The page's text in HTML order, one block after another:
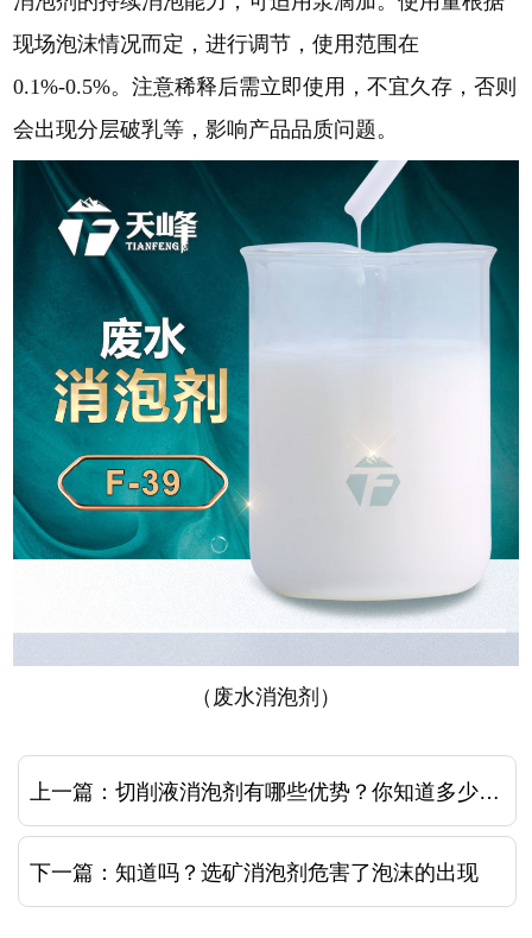
现场泡沫情况而定，进行调节，使用范围在
0.1%-0.5%。注意稀释后需立即使用，不宜久存，否则
会出现分层破乳等，影响产品品质问题。
（废水消泡剂）
上一篇： 切削液消泡剂有哪些优势？你知道多少呢？
下一篇：知道吗？选矿消泡剂危害了泡沫的出现